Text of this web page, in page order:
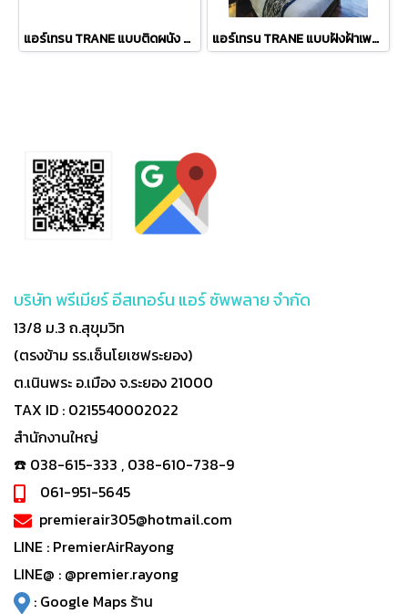
แอร์เทรน TRANE แบบติดผนัง รุ่น MYWE-18DB5 Eternity Inverter ขนาด 18,000BTU#5 R-32 รีโมทไร้สาย พร้อมติดตั้ง แอร์เทรน TRANE แบบฝังฝ้าเพดาน 4ทิศทาง รุ่น MCCE604B Fixed ขนาด 60,000BTU 380V มอก. รีโมทไร้สาย R-32 (เฉพาะเครื่อง)
บริษัท พรีเมียร์ อีสเทอร์น แอร์ ซัพพลาย จำกัด
13/8 ม.3 ถ.สุขุมวิท
(ตรงข้าม รร.เซ็นโยเซฟระยอง)
ต.เนินพระ อ.เมือง จ.ระยอง 21000
TAX ID : 0215540002022
สำนักงานใหญ่
☎️ 038-615-333 , 038-610-738-9
061-951-5645
premierair305@hotmail.com
LINE : PremierAirRayong
LINE@ : @premier.rayong
: Google Maps ร้าน